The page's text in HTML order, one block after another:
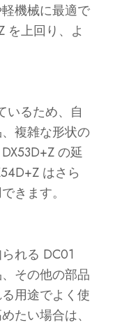
機械に最適で
を上回り、よ
いるため、自
複雑な形状の
の延
はさら
きます。
れる DC01
その他の部品
用途でよく使
たい場合は、